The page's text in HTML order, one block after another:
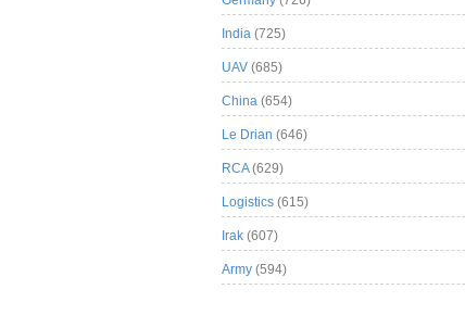
India (725)
UAV (685)
China (654)
Le Drian (646)
RCA(629)
Logistics (615)
Irak (607)
Army (594)